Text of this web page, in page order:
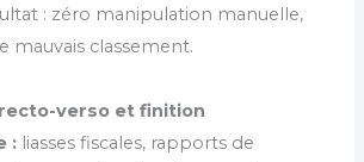
: zéro manipulation manuelle,
mauvais classement.
verso et finition
: liasses fiscales, rapports de